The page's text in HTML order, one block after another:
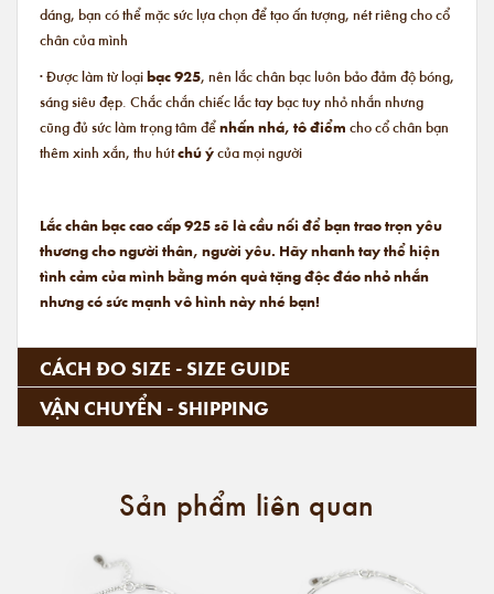
dáng, bạn có thể mặc sức lựa chọn để tạo ấn tượng, nét riêng cho cổ
chân của mình
· Được làm từ loạibạc 925, nên lắc chân bạc luôn bảo đảm độ bóng,
sáng siêu đẹp. Chắc chắn chiếc lắc tay bạc tuy nhỏ nhắn nhưng
cũng đủ sức làm trọng tâm đểnhấn nhá, tô điểm cho cổ chân bạn
thêm xinh xắn, thu hútchú ýcủa mọi người
Lắc chân bạc cao cấp 925 sẽ là cầu nối để bạn trao trọn yêu
thương cho người thân, người yêu. Hãy nhanh tay thể hiện
tình cảm của mình bằng món quà tặng độc đáo nhỏ nhắn
nhưng có sức mạnh vô hình này nhé bạn!
CÁCH ĐO SIZE - SIZE GUIDE
VẬN CHUYỂN - SHIPPING
Sản phẩm liên quan